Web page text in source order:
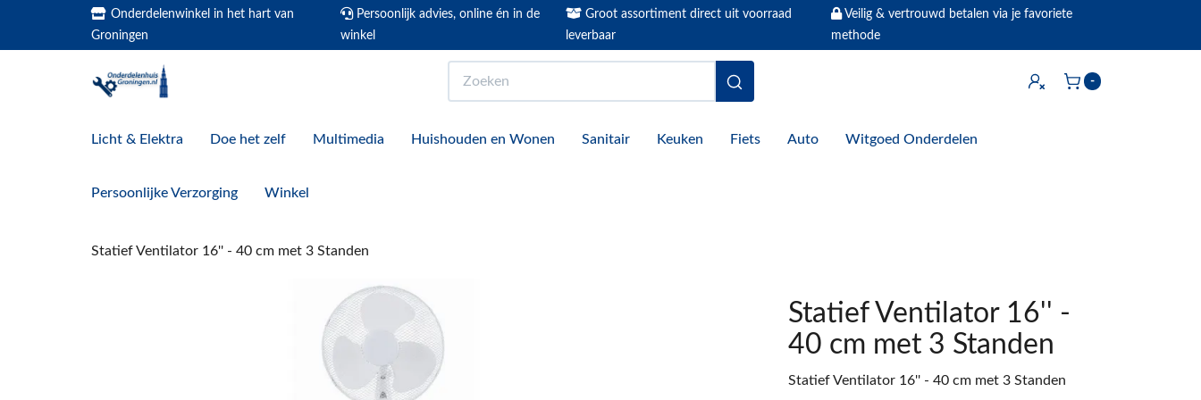
Onderdelenwinkel in het hart van
Groningen
Persoonlijk advies, online én in de
winkel
Groot assortiment direct uit voorraad
leverbaar
Veilig & vertrouwd betalen via je favoriete
methode
Inloggen -
Licht & Elektra Doe het zelf Multimedia Huishouden en Wonen Sanitair Keuken Fiets Auto Witgoed Onderdelen
Persoonlijke Verzorging Winkel
Statief Ventilator 16'' - 40 cm met 3 Standen
Statief Ventilator 16'' -
40 cm met 3 Standen
Statief Ventilator 16'' - 40 cm met 3 Standen